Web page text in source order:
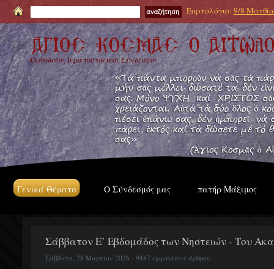
Εορτολόγιο: 9/8
Ορθόδοξος Ιεραποστολικός Σύνδεσμος
Γενικά Θέματα Ο Σύνδεσμός μας πατήρ Μάξιμος
Σάββατον Ε’ Εβδομάδος των Νηστειών - Του
Σάββατο, 28 Μαρτίου 2026 - 9487 εμφανίσεις άρθρου